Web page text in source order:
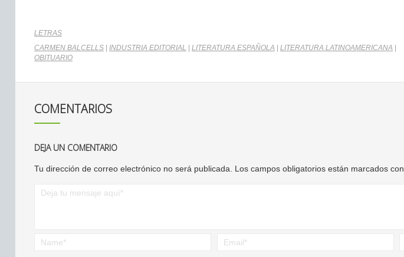
LETRAS
CARMEN BALCELLS
INDUSTRIA EDITORIAL LITERATURA ESPAÑOLA LITERATURA LATINOAMERICANA
OBITUARIO
COMENTARIOS
DEJA UN COMENTARIO
Tu dirección de correo electrónico no será publicada. Los campos obligatorios están marcados con